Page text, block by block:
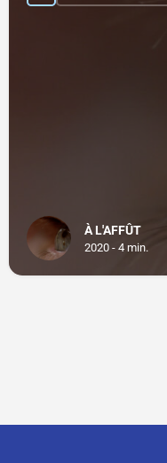
À L'AFFÛT
2020 - 4 min.